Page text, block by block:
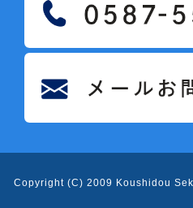
Copyright (C) 2009 Koushidou